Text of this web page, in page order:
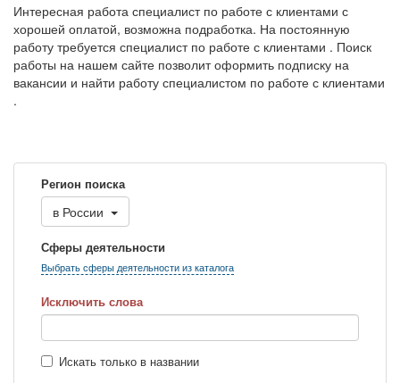
Интересная работа специалист по работе с клиентами с
хорошей оплатой, возможна подработка. На постоянную
работу требуется специалист по работе с клиентами . Поиск
работы на нашем сайте позволит оформить подписку на
вакансии и найти работу специалистом по работе с клиентами
.
Регион поиска
в России
Сферы деятельности
Выбрать сферы деятельности из каталога
Исключить слова
Искать только в названии